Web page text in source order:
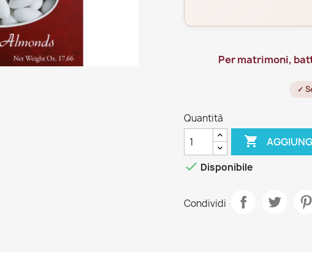
Per matrimoni,
✓
Quantità

 Disponibile
Condividi